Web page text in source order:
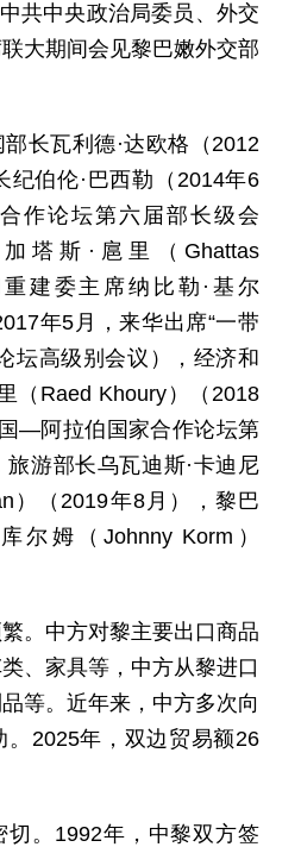
共中央政治局委员、外交
大期间会见黎巴嫩外交部
长瓦利德·达欧格（2012
纪伯伦·巴西勒（2014年6
作论坛第六届部长级会
塔斯·扈里（Ghattas
建委主席纳比勒·基尔
年5月，来华出席“一带
坛高级别会议），经济和
（Raed Khoury）（2018
—阿拉伯国家合作论坛第
游部长乌瓦迪斯·卡迪尼
）（2019年8月），黎巴
尔姆（Johnny Korm）
。中方对黎主要出口商品
、家具等，中方从黎进口
等。近年来，中方多次向
。2025年，双边贸易额26
切。1992年，中黎双方签